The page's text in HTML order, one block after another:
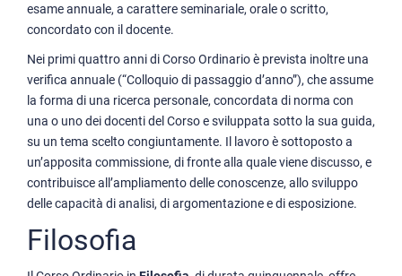
esame annuale, a carattere seminariale, orale o scritto,
concordato con il docente.
Nei primi quattro anni di Corso Ordinario è prevista inoltre una
verifica annuale (“Colloquio di passaggio d’anno”), che assume
la forma di una ricerca personale, concordata di norma con
una o uno dei docenti del Corso e sviluppata sotto la sua guida,
su un tema scelto congiuntamente. Il lavoro è sottoposto a
un’apposita commissione, di fronte alla quale viene discusso, e
contribuisce all’ampliamento delle conoscenze, allo sviluppo
delle capacità di analisi, di argomentazione e di esposizione.
Filosofia